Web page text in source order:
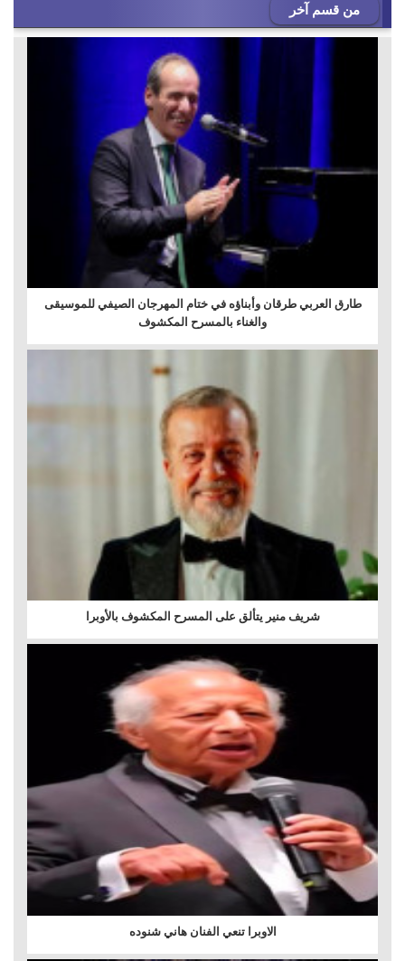
من قسم آخر
طارق العربي طرقان وأبناؤه في ختام المهرجان الصيفي للموسيقى
والغناء بالمسرح المكشوف
شريف منير يتألق على المسرح المكشوف بالأوبرا
الاوبرا تنعي الفنان هاني شنوده